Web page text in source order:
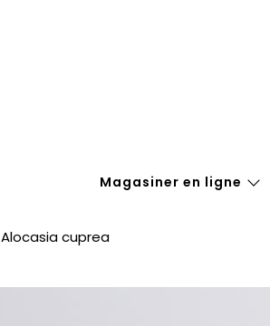
Magasiner en ligne
Alocasia cuprea